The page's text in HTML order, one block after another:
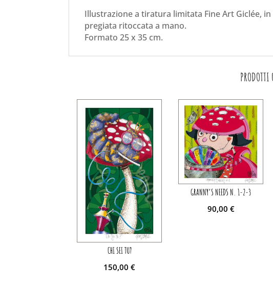
Illustrazione a tiratura limitata Fine Art Giclée,
pregiata ritoccata a mano.
Formato 25 x 35 cm.
PRODOTTI
CHI SEI TU?
150,00€
GRANNY’S NEEDS N. 1-2-3
90,00 €